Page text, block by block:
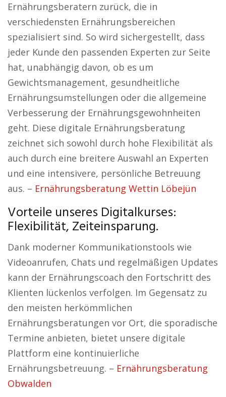
Ernährungsberatern zurück, die in
verschiedensten Ernährungsbereichen
spezialisiert sind. So wird sichergestellt, dass
jeder Kunde den passenden Experten zur Seite
hat, unabhängig davon, ob es um
Gewichtsmanagement, gesundheitliche
Ernährungsumstellungen oder die allgemeine
Verbesserung der Ernährungsgewohnheiten
geht. Diese digitale Ernährungsberatung
zeichnet sich sowohl durch hohe Flexibilität als
auch durch eine breitere Auswahl an Experten
und eine intensivere, persönliche Betreuung
aus. – Ernährungsberatung Wettin Löbejün
Vorteile unseres Digitalkurses:
Flexibilität, Zeiteinsparung.
Dank moderner Kommunikationstools wie
Videoanrufen, Chats und regelmäßigen Updates
kann der Ernährungscoach den Fortschritt des
Klienten lückenlos verfolgen. Im Gegensatz zu
den meisten herkömmlichen
Ernährungsberatungen vor Ort, die sporadische
Termine anbieten, bietet unsere digitale
Plattform eine kontinuierliche
Ernährungsbetreuung. – Ernährungsberatung
Obwalden